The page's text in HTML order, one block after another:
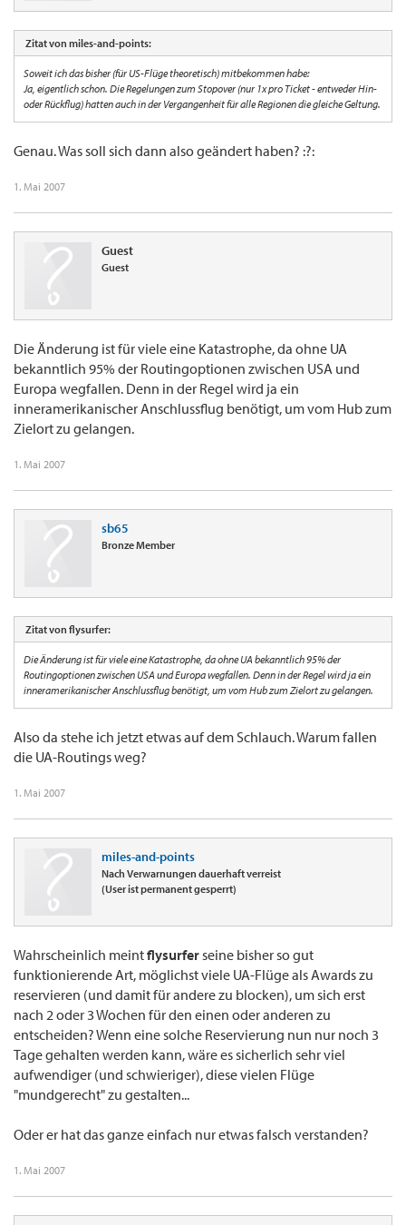
Zitat von miles-and-points:
Soweit ich das bisher (für US-Flüge theoretisch) mitbekommen habe:
Ja, eigentlich schon. Die Regelungen zum Stopover (nur 1x pro Ticket - entweder Hin-
oder Rückflug) hatten auch in der Vergangenheit für alle Regionen die gleiche Geltung.
Genau. Was soll sich dann also geändert haben? :?:
1. Mai 2007
Guest
Guest
Die Änderung ist für viele eine Katastrophe, da ohne UA
bekanntlich 95% der Routingoptionen zwischen USA und
Europa wegfallen. Denn in der Regel wird ja ein
inneramerikanischer Anschlussflug benötigt, um vom Hub zum
Zielort zu gelangen.
1. Mai 2007
sb65
Bronze Member
Zitat von flysurfer:
Die Änderung ist für viele eine Katastrophe, da ohne UA bekanntlich 95% der
Routingoptionen zwischen USA und Europa wegfallen. Denn in der Regel wird ja ein
inneramerikanischer Anschlussflug benötigt, um vom Hub zum Zielort zu gelangen.
Also da stehe ich jetzt etwas auf dem Schlauch. Warum fallen
die UA-Routings weg?
1. Mai 2007
miles-and-points
Nach Verwarnungen dauerhaft verreist
(User ist permanent gesperrt)
Wahrscheinlich meintflysurferseine bisher so gut
funktionierende Art, möglichst viele UA-Flüge als Awards zu
reservieren (und damit für andere zu blocken), um sich erst
nach 2 oder 3 Wochen für den einen oder anderen zu
entscheiden? Wenn eine solche Reservierung nun nur noch 3
Tage gehalten werden kann, wäre es sicherlich sehr viel
aufwendiger (und schwieriger), diese vielen Flüge
"mundgerecht" zu gestalten...
Oder er hat das ganze einfach nur etwas falsch verstanden?
1. Mai 2007